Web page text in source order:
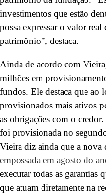
investimentos que estão
possa expressar o valor
patrimônio”, destaca.
Ainda de acordo com
milhões em
fundos. Ele destaca que ao
provisionados mais ativos
as obrigações com o
foi provisionada no
Vieira diz ainda que a nova
empossada em agosto do
executar todas as garantias
que atuam diretamente na